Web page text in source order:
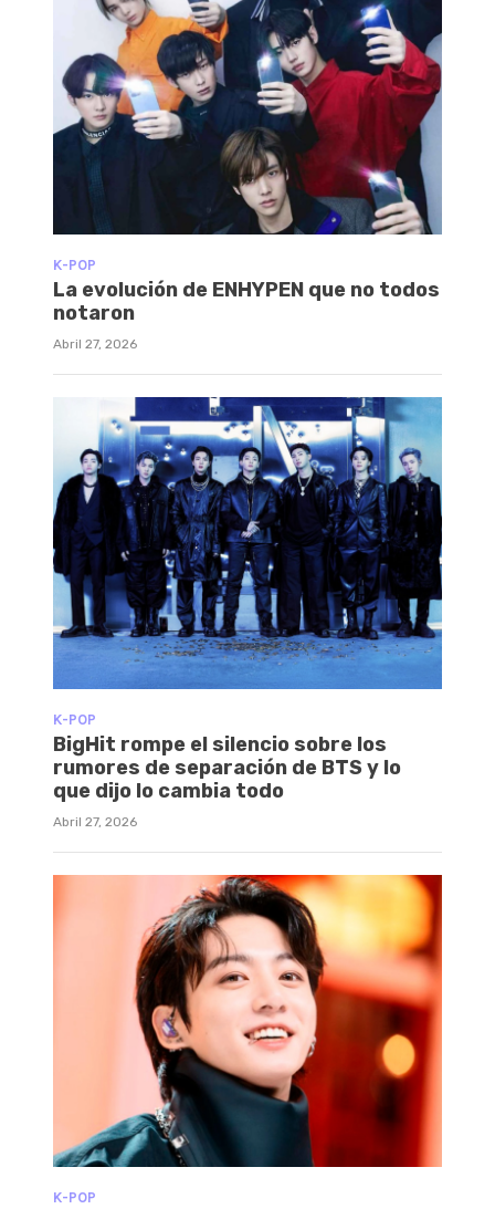
K-POP
La evolución de ENHYPEN que no todos
notaron
Abril 27, 2026
K-POP
BigHit rompe el silencio sobre los
rumores de separación de BTS y lo
que dijo lo cambia todo
Abril 27, 2026
K-POP